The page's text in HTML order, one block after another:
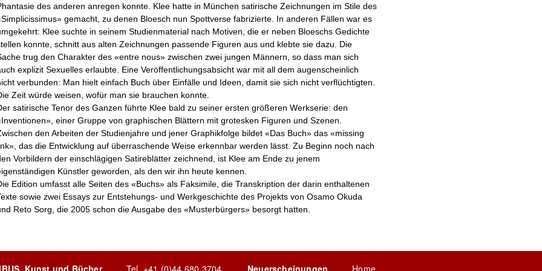
des anderen anregen konnte. Klee hatte in München satirische Zeichnungen im Stile des
gemacht, zu denen Bloesch nun Spottverse fabrizierte. In anderen Fällen war es
Klee suchte in seinem Studienmaterial nach Motiven, die er neben Bloeschs Gedichte
konnte, schnitt aus alten Zeichnungen passende Figuren aus und klebte sie dazu. Die
trug den Charakter des «entre nous» zwischen zwei jungen Männern, so dass man sich
explizit Sexuelles erlaubte. Eine Veröffentlichungsabsicht war mit all dem augenscheinlich
verbunden: Man hielt einfach Buch über Einfälle und Ideen, damit sie sich nicht verflüchtigten.
Zeit würde weisen, wofür man sie brauchen konnte.
satirische Tenor des Ganzen führte Klee bald zu seiner ersten größeren Werkserie: den
einer Gruppe von graphischen Blättern mit grotesken Figuren und Szenen.
den Arbeiten der Studienjahre und jener Graphikfolge bildet «Das Buch» das «missing
das die Entwicklung auf überraschende Weise erkennbar werden lässt. Zu Beginn noch nach
Vorbildern der einschlägigen Satireblätter zeichnend, ist Klee am Ende zu jenem
Künstler geworden, als den wir ihn heute kennen.
Edition umfasst alle Seiten des «Buchs» als Faksimile, die Transkription der darin enthaltenen
sowie zwei Essays zur Entstehungs- und Werkgeschichte des Projekts von Osamo Okuda
Reto Sorg, die 2005 schon die Ausgabe des «Musterbürgers» besorgt hatten.
Kunst und Bücher Tel. +41 (0)44 680 3704 Neuerscheinungen Home